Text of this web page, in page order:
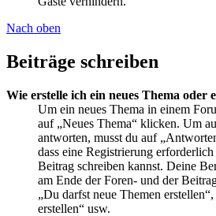
Nach oben
Beiträge schreiben
Wie erstelle ich ein neues Thema oder
Um ein neues Thema in einem
auf „Neues Thema“ klicken. Um
antworten, musst du auf
dass eine Registrierung
Beitrag schreiben kannst. Deine
am Ende der Foren- und der
„Du darfst neue Themen
erstellen“ usw.